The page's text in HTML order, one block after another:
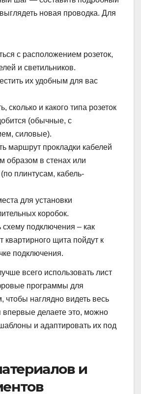
новая проводка. Для
с расположением розеток,
и светильников.
их удобным для вас
сколько и какого типа розеток
(обычные, с
силовые).
маршрут прокладки кабелей
образом в стенах или
плинтусам, кабель-
для установки
коробок.
схему подключения – как
квартирного щита пойдут к
подключения.
всего использовать лист
программы для
чтобы наглядно видеть весь
впервые делаете это, можно
и адаптировать их под
и